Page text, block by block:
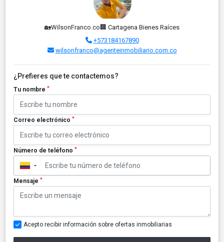
🏡WilsonFranco.co🏢 Cartagena Bienes Raíces
+573184167890
wilsonfranco@agenteinmobiliario.com.co
¿Prefieres que te contactemos?
Tu nombre *
Correo electrónico *
Número de teléfono *
▼
Mensaje *
Acepto recibir información sobre ofertas inmobiliarias